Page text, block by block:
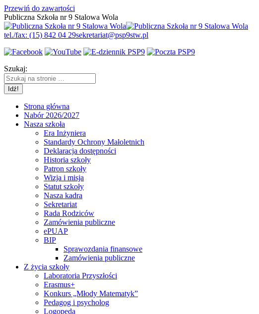
Przewiń do zawartości
Publiczna Szkoła nr 9 Stalowa Wola
tel./fax: (15) 842 04 29sekretariat@psp9stw.pl
Szukaj:
Strona główna
Nabór 2026/2027
Nasza szkoła
Era Inżyniera
Standardy Ochrony Małoletnich
Deklaracja dostępności
Historia szkoły
Patron szkoły
Wizja i misja
Statut szkoły
Nasza kadra
Sekretariat
Rada Rodziców
Zamówienia publiczne
ePUAP
BIP
Sprawozdania finansowe
Zamówienia publiczne
Z życia szkoły
Laboratoria Przyszłości
Erasmus+
Konkurs „Młody Matematyk”
Pedagog i psycholog
Logopeda